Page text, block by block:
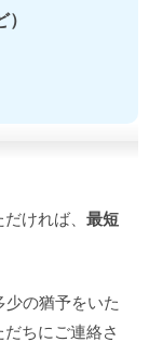
ければ、 最短
の猶予をいた
ちにご連絡さ